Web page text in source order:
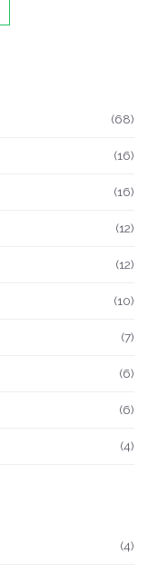
(68)
(16)
(16)
(12)
(12)
(10)
(7)
(6)
(6)
(4)
(4)